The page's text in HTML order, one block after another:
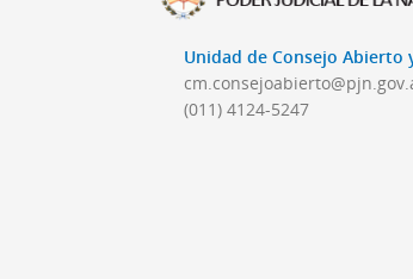
Unidad de Consejo Abierto
(011) 4124-5247